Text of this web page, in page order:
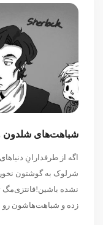
شباهت‌های شلدون
اگه از طرفدارانِ
شرلوک به گوشتون
نشده باشین!فانتزی‌مگ
زده و شباهت‌هاشون رو